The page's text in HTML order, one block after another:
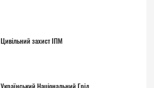
Цивільний захист ІПМ
Український Національний Грід